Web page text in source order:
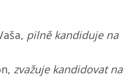
pilně kandiduje na
zvažuje kandidovat na